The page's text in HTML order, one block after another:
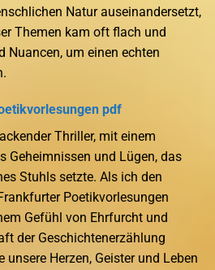
Natur auseinandersetzt,
Themen kam oft flach und
Nuancen, um einen echten
pdf
Thriller, mit einem
Geheimnissen und Lügen, das
Stuhls setzte. Als ich den
Poetikvorlesungen
Gefühl von Ehrfurcht und
der Geschichtenerzählung
Herzen, Geister und Leben